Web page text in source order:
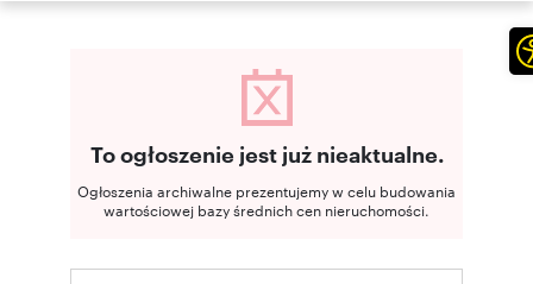
To ogłoszenie jest już nieaktualne.
Ogłoszenia archiwalne prezentujemy w celu budowania
wartościowej bazy średnich cen nieruchomości.